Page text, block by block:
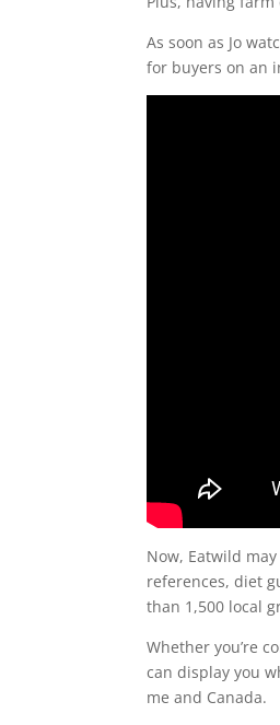
As soon as Jo
for buyers on an
Now, Eatwild
references, diet
than 1,500 local
Whether you’re
can display you
me and Canada.